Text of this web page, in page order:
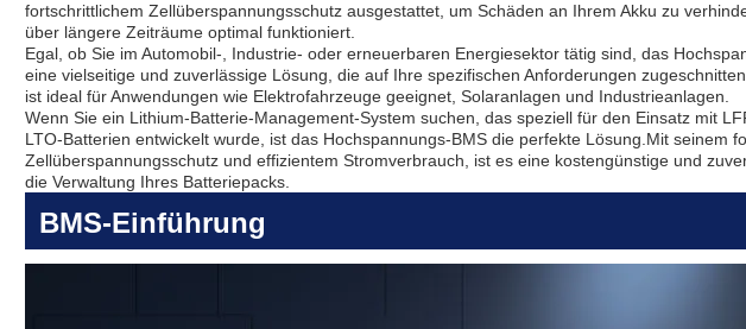
fortschrittlichem Zellüberspannungsschutz ausgestattet, um Schäden an Ihrem Akku zu
über längere Zeiträume optimal funktioniert.
Egal, ob Sie im Automobil-, Industrie- oder erneuerbaren Energiesektor tätig sind, das
eine vielseitige und zuverlässige Lösung, die auf Ihre spezifischen Anforderungen
ist ideal für Anwendungen wie Elektrofahrzeuge geeignet, Solaranlagen und Industrieanlagen.
Wenn Sie ein Lithium-Batterie-Management-System suchen, das speziell für den Einsatz mit
LTO-Batterien entwickelt wurde, ist das Hochspannungs-BMS die perfekte Lösung.Mit seinem
Zellüberspannungsschutz und effizientem Stromverbrauch, ist es eine kostengünstige und
die Verwaltung Ihres Batteriepacks.
BMS-Einführung